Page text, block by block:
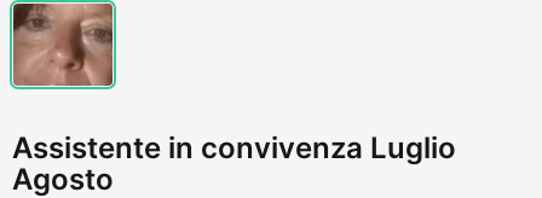
Assistente in convivenza Luglio
Agosto